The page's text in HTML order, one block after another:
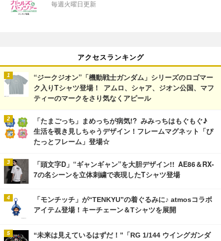
毎週火曜日更新
アクセスランキング
“ジークジオン”「機動戦士ガンダム」シリーズのロゴマー
ク入りTシャツ登場！ アムロ、シャア、ジオン公国、マフ
ティーのマークをさり気なくアピール
「たまごっち」まめっちが病気!? みみっちはもぐもぐ♪
生活を覗き見しちゃうデザイン！フレームマグネット「ぴ
たっとフレーム」登場☆
「頭文字D」“ギャンギャン”を大胆デザイン!! AE86＆RX-
7の名シーンを立体刺繍で表現したTシャツ登場
「モンチッチ」が“TENKYU”の着ぐるみに♪ atmosコラボ
アイテム登場！キーチェーン＆Tシャツを展開
“未来は見えているはずだ！”「RG 1/144 ウイングガンダ